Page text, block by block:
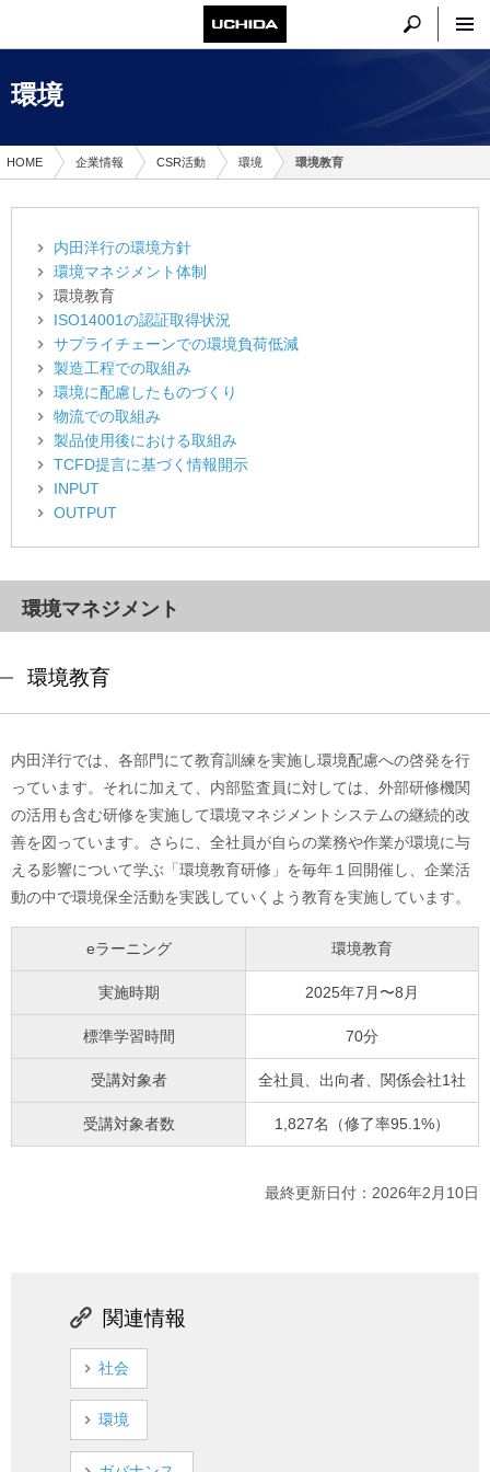
環境
HOME 企業情報 CSR活動 環境 環境教育
内田洋行の環境方針
環境マネジメント体制
環境教育
ISO14001の認証取得状況
サプライチェーンでの環境負荷低減
製造工程での取組み
環境に配慮したものづくり
物流での取組み
製品使用後における取組み
TCFD提言に基づく情報開示
INPUT
OUTPUT
環境マネジメント
環境教育
内田洋行では、各部門にて教育訓練を実施し環境配慮への啓発を行
っています。それに加えて、内部監査員に対しては、外部研修機関
の活用も含む研修を実施して環境マネジメントシステムの継続的改
善を図っています。さらに、全社員が自らの業務や作業が環境に与
える影響について学ぶ「環境教育研修」を毎年１回開催し、企業活
動の中で環境保全活動を実践していくよう教育を実施しています。
eラーニング 環境教育
実施時期 2025年7月〜8月
標準学習時間 70分
受講対象者 全社員、出向者、関係会社1社
受講対象者数 1,827名（修了率95.1%）
最終更新日付：2026年2月10日
関連情報
社会
環境